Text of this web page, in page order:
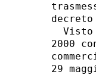
Visto
2000
29